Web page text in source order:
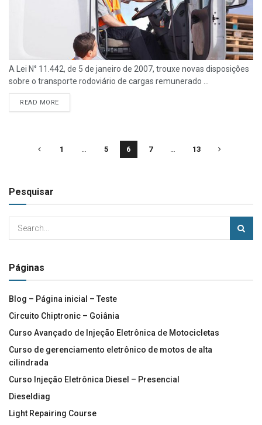
A Lei N° 11.442, de 5 de janeiro de 2007, trouxe novas disposições
sobre o transporte rodoviário de cargas remunerado ...
READ MORE
1 … 5 6 7 … 13
Pesquisar
Páginas
Blog – Página inicial – Teste
Circuito Chiptronic – Goiânia
Curso Avançado de Injeção Eletrônica de Motocicletas
Curso de gerenciamento eletrônico de motos de alta
cilindrada
Curso Injeção Eletrônica Diesel – Presencial
Dieseldiag
Light Repairing Course